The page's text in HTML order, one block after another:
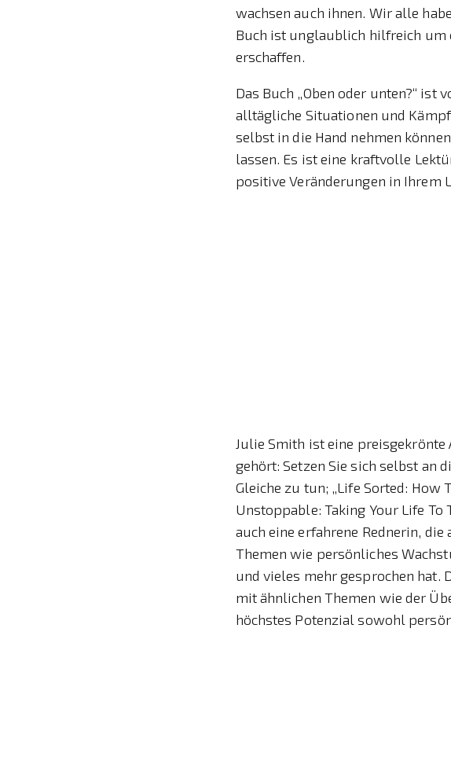
wachsen auch ihnen. Wir alle
Buch ist unglaublich hilfreich um
erschaffen.
Das Buch „Oben oder unten?“
alltägliche Situationen und
selbst in die Hand nehmen
lassen. Es ist eine kraftvolle
positive Veränderungen in Ihrem
Julie Smith ist eine preisgekrönte
gehört: Setzen Sie sich selbst an
Gleiche zu tun; „Life Sorted: How
Unstoppable: Taking Your Life To
auch eine erfahrene Rednerin,
Themen wie persönliches
und vieles mehr gesprochen hat.
mit ähnlichen Themen wie der
höchstes Potenzial sowohl